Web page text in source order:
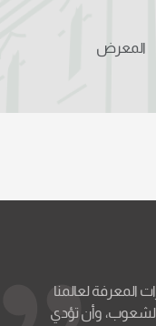
المعرض
المعرفة لعالمنا
وأن تؤدي